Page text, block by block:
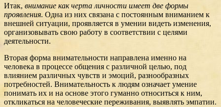
Итак, внимание как черта личности имеет две формы
проявления. Одна из них связана с постоянным вниманием к
внешней ситуации, проявляется в умении видеть изменения,
организовывать свою работу в соответствии с целями
деятельности.
Вторая форма внимательности направлена именно на
человека в процессе общения с различной целью, под
влиянием различных чувств и эмоций, разнообразных
потребностей. Внимательность к людям означает умение
понимать их и на основе этого гуманно относиться к ним,
откликаться на человеческие переживания, выявлять эмпатии.